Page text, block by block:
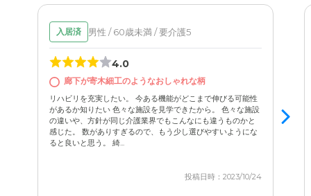
入居済 男性 / 60歳未満 / 要介護5
4.0
廊下が寄木細工のようなおしゃれな柄
リハビリを充実したい。 今ある機能がどこまで伸びる可能性
があるか知りたい 色々な施設を見学できたから。 色々な施設
の違いや、方針が同じ介護業界でもこんなにも違うものかと
感じた。 数がありすぎるので、もう少し選びやすいようにな
ると良いと思う。 綺...
投稿日時：2023/10/24